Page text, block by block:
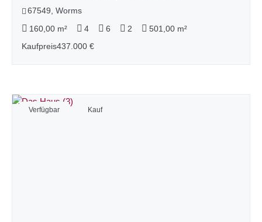
67549, Worms
160,00 m²
4 6 2
501,00 m²
Kaufpreis437.000 €
Verfügbar Kauf